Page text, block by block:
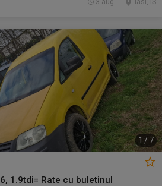
Iasi, IS
3 aug.
1 / 7
1.9tdi= Rate cu buletinul